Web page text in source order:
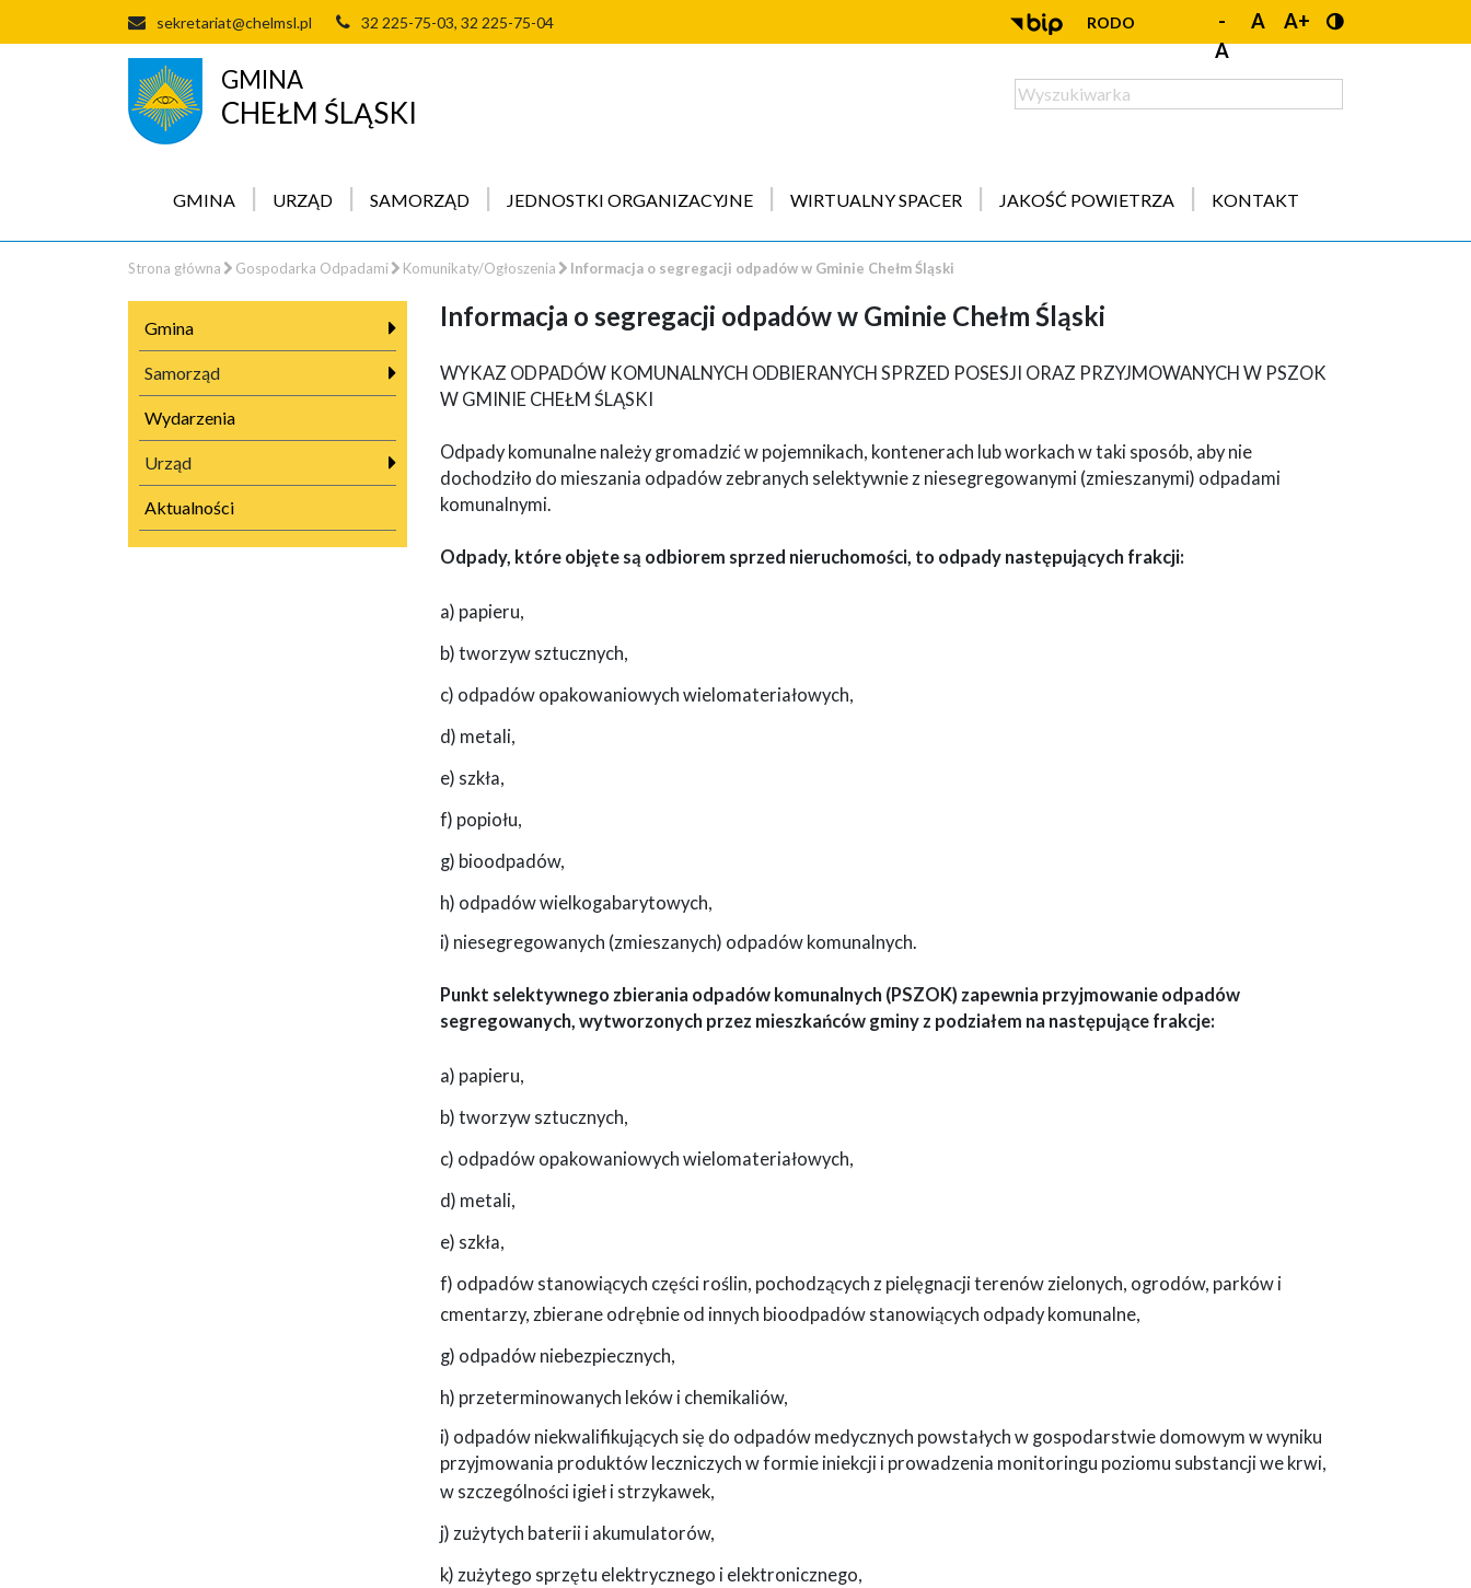
sekretariat@chelmsl.pl 32 225-75-03, 32 225-75-04 RODO
-
A
A A+
GMINA
CHEŁM ŚLĄSKI
GMINA URZĄD SAMORZĄD JEDNOSTKI ORGANIZACYJNE WIRTUALNY SPACER JAKOŚĆ POWIETRZA KONTAKT
Strona główna Gospodarka Odpadami Komunikaty/Ogłoszenia Informacja o segregacji odpadów w Gminie Chełm Śląski
Gmina
Samorząd
Wydarzenia
Urząd
Aktualności
Informacja o segregacji odpadów w Gminie Chełm Śląski
WYKAZ ODPADÓW KOMUNALNYCH ODBIERANYCH SPRZED POSESJI ORAZ PRZYJMOWANYCH W PSZOK
W GMINIE CHEŁM ŚLĄSKI
Odpady komunalne należy gromadzić w pojemnikach, kontenerach lub workach w taki sposób, aby nie
dochodziło do mieszania odpadów zebranych selektywnie z niesegregowanymi (zmieszanymi) odpadami
komunalnymi.
Odpady, które objęte są odbiorem sprzed nieruchomości, to odpady następujących frakcji:
a) papieru,
b) tworzyw sztucznych,
c) odpadów opakowaniowych wielomateriałowych,
d) metali,
e) szkła,
f) popiołu,
g) bioodpadów,
h) odpadów wielkogabarytowych,
i) niesegregowanych (zmieszanych) odpadów komunalnych.
Punkt selektywnego zbierania odpadów komunalnych (PSZOK) zapewnia przyjmowanie odpadów
segregowanych, wytworzonych przez mieszkańców gminy z podziałem na następujące frakcje:
a) papieru,
b) tworzyw sztucznych,
c) odpadów opakowaniowych wielomateriałowych,
d) metali,
e) szkła,
f) odpadów stanowiących części roślin, pochodzących z pielęgnacji terenów zielonych, ogrodów, parków i
cmentarzy, zbierane odrębnie od innych bioodpadów stanowiących odpady komunalne,
g) odpadów niebezpiecznych,
h) przeterminowanych leków i chemikaliów,
i) odpadów niekwalifikujących się do odpadów medycznych powstałych w gospodarstwie domowym w wyniku
przyjmowania produktów leczniczych w formie iniekcji i prowadzenia monitoringu poziomu substancji we krwi,
w szczególności igieł i strzykawek,
j) zużytych baterii i akumulatorów,
k) zużytego sprzętu elektrycznego i elektronicznego,